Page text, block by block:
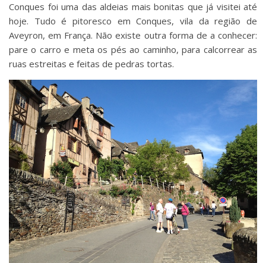
Conques foi uma das aldeias mais bonitas que já visitei até
hoje. Tudo é pitoresco em Conques, vila da região de
Aveyron, em França. Não existe outra forma de a conhecer:
pare o carro e meta os pés ao caminho, para calcorrear as
ruas estreitas e feitas de pedras tortas.